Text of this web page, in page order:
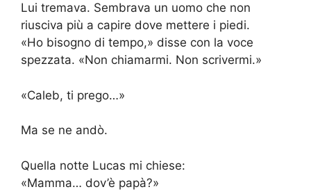
Lui tremava. Sembrava un uomo che non
riusciva più a capire dove mettere i piedi.
«Ho bisogno di tempo,» disse con la voce
spezzata. «Non chiamarmi. Non scrivermi.»
«Caleb, ti prego…»
Ma se ne andò.
Quella notte Lucas mi chiese:
«Mamma… dov’è papà?»